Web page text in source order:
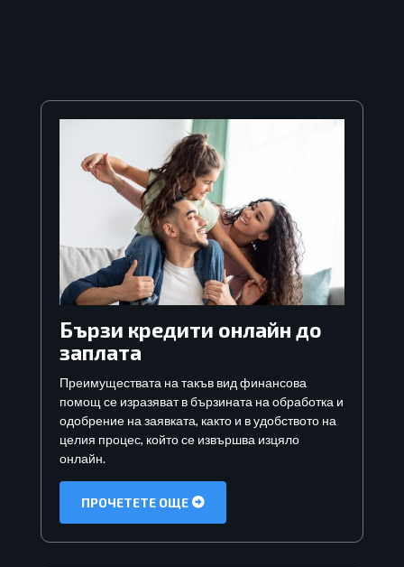
Бързи кредити онлайн до
заплата
Преимуществата на такъв вид финансова
помощ се изразяват в бързината на обработка и
одобрение на заявката, както и в удобството на
целия процес, който се извършва изцяло
онлайн.
ПРОЧЕТЕТЕ ОЩЕ